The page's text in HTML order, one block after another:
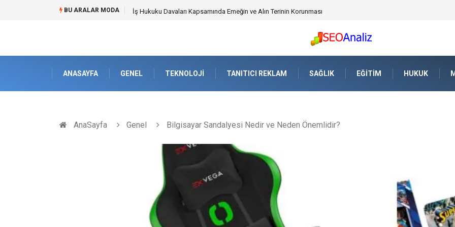
BU ARALAR MODA Best Security Software (En İyi Güvenlik Yazılımı) ile Uzaktan Çalışmada Ağ Güvenliğini Sağlamak
ANASAYFA GENEL TEKNOLOJI TANITICI REKLAM SAĞLIK EĞITIM HUKUK
AnaSayfa Genel Bilgisayar Sandalyesi Nedir ve Neden Önemlidir?